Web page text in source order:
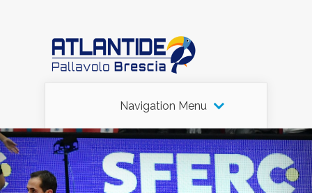
Navigation Menu